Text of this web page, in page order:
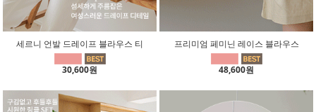
세르니 언발 드레이프 블라우스 티
30,600원
프리미엄 페미닌 레이스 블라우스
48,600원